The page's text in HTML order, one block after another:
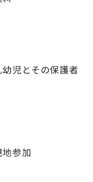
幼児とその保護者
地参加